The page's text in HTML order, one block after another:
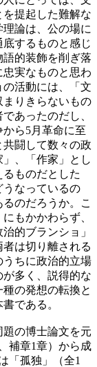
提起した難解な
論は、公の場に
するものと感じ
的装飾を削ぎ落
実なものと思わ
活動には、「文
りきらないもの
あったのだし、
ら5月革命に至
闘して数々の政
、「作家」とし
ものだとした
うなっているの
のだろうか。こ
もかかわらず、
的ブランショ」
は切り離される
ちに政治的立場
多く、説得的な
の発想の転換と
である。
の博士論文を元
補章1章）から成
「孤独」（全1